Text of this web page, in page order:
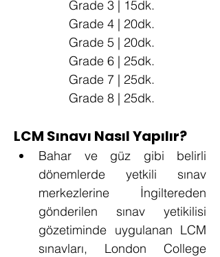
		Grade 3 | 15dk.
		Grade 4 | 20dk.
		Grade 5 | 20dk.
		Grade 6 | 25dk.
		Grade 7 | 25dk.
		Grade 8 | 25dk.
LCM Sınavı Nasıl Yapılır?
Bahar ve güz gibi belirli
dönemlerde yetkili sınav
merkezlerine İngiltereden
gönderilen sınav yetikilisi
gözetiminde uygulanan LCM
sınavları, London College